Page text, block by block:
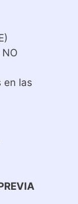
en las